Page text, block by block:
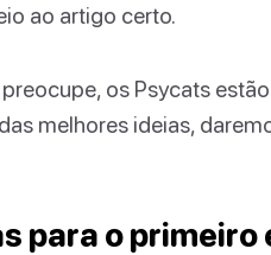
ao artigo certo.
preocupe, os Psycats
melhores ideias,
para o